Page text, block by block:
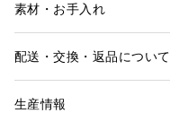
素材・お手入れ
配送・交換・返品について
生産情報